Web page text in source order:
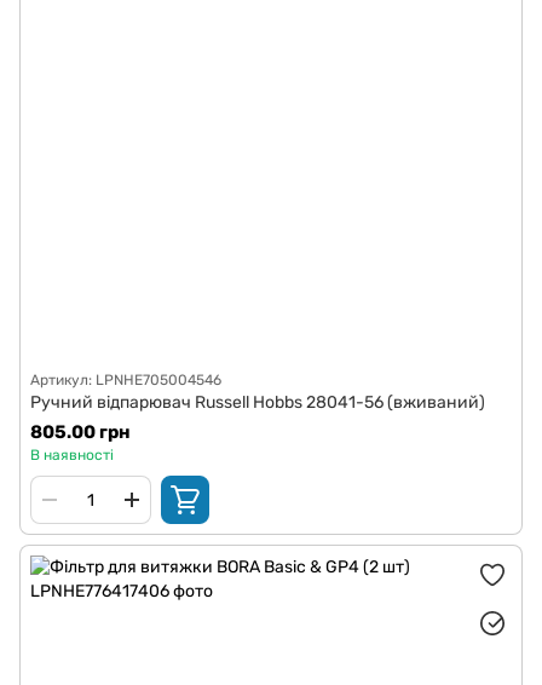
Артикул: LPNHE705004546
Ручний відпарювач Russell Hobbs 28041-56 (вживаний)
805.00 грн
В наявності